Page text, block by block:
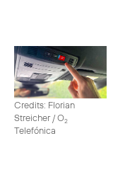
Credits: Florian
Streicher / O2
Telefónica